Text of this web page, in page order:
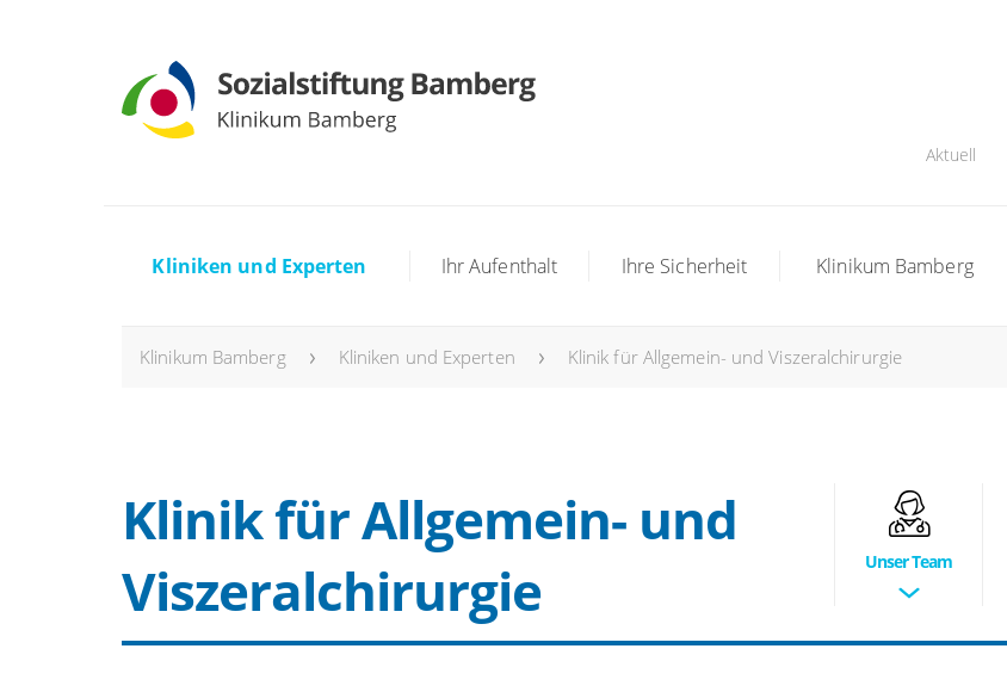
Aktuell
Kliniken und Experten Ihr Aufenthalt Ihre Sicherheit Klinikum Bamberg
Klinikum Bamberg Kliniken und Experten Klinik für Allgemein- und Viszeralchirurgie
Klinik für Allgemein- und
Viszeralchirurgie
Unser Team